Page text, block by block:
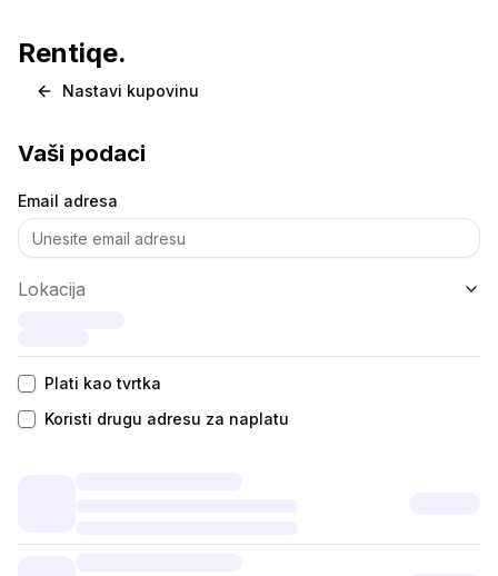
Rentiqe.
Nastavi kupovinu
Vaši podaci
Email adresa
Lokacija
Plati kao tvrtka
Koristi drugu adresu za naplatu